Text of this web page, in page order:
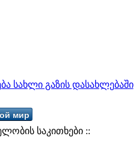
სახლი გაზის დასახლებაში
мир
საკითხები ::